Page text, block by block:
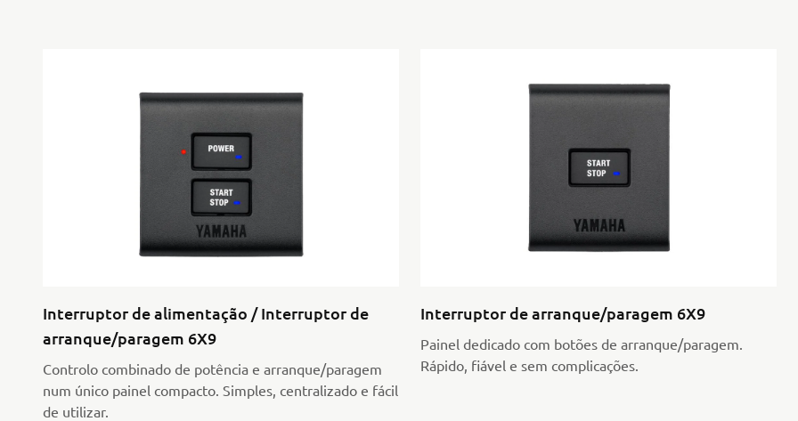
Interruptor de alimentação / Interruptor de
arranque/paragem 6X9
Controlo combinado de potência e arranque/paragem
num único painel compacto. Simples, centralizado e fácil
de utilizar.
Interruptor de arranque/paragem 6X9
Painel dedicado com botões de arranque/paragem.
Rápido, fiável e sem complicações.